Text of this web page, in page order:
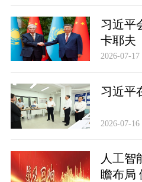
一见·三个关键
答卷”
习近平
卡耶夫
2026-07-17
习近平
2026-07-16
人工智
瞻布局